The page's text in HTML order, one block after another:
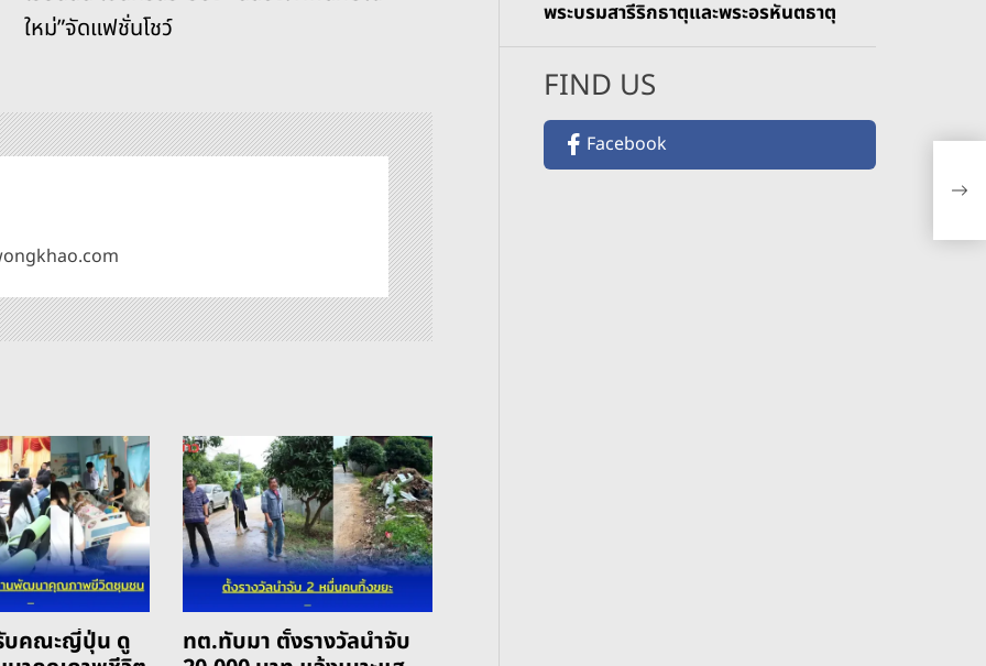
ใหม่”จัดแฟชั่นโชว์
บคณะญี่ปุ่น ดู
ทต.ทับมา ตั้งรางวัลนำจับ
พระบรมสารีริกธาตุและพระอรหันตธาตุ
FIND US
Facebook
ภา